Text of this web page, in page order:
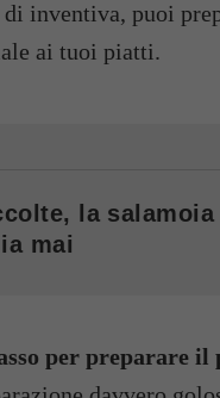
inventiva, puoi
ai tuoi piatti.
la
mai
per preparare